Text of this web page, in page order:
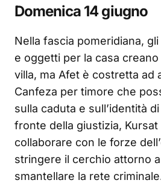
Domenica 14 giugno
Nella fascia pomeridiana,
e oggetti per la casa
villa, ma Afet è costretta ad
Canfeza per timore che
sulla caduta e sull’identità
fronte della giustizia, Kursat
collaborare con le forze
stringere il cerchio attorno
smantellare la rete